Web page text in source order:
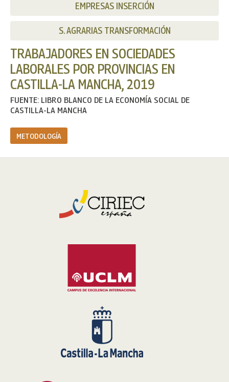
EMPRESAS INSERCIÓN
S. AGRARIAS TRANSFORMACIÓN
TRABAJADORES EN SOCIEDADES
LABORALES POR PROVINCIAS EN
CASTILLA-LA MANCHA, 2019
FUENTE: LIBRO BLANCO DE LA ECONOMÍA SOCIAL DE
CASTILLA-LA MANCHA
METODOLOGÍA